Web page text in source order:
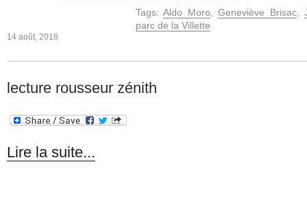
Tags:Aldo Moro ,Geneviève Brisac,
parc de la Villette
14 août, 2018
lecture rousseur zénith
Lire la suite...